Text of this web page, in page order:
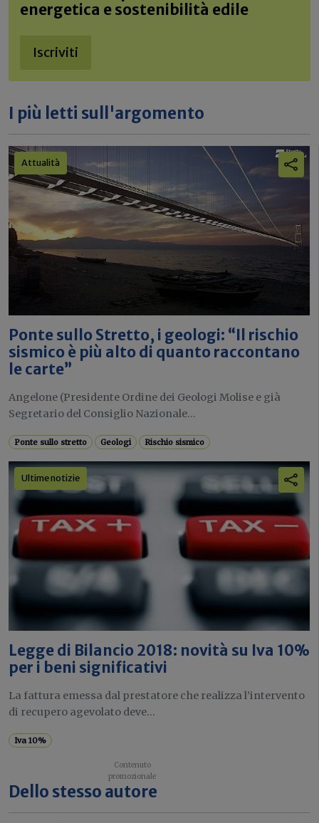
energetica e sostenibilità edile
Iscriviti
I più letti sull'argomento
Attualità
Ponte sullo Stretto, i geologi: “Il rischio
sismico è più alto di quanto raccontano
le carte”
Angelone (Presidente Ordine dei Geologi Molise e già
Segretario del Consiglio Nazionale...
Ponte sullo stretto Geologi Rischio sismico
Ultime notizie
Legge di Bilancio 2018: novità su Iva 10%
per i beni significativi
La fattura emessa dal prestatore che realizza l’intervento
di recupero agevolato deve...
Iva 10%
Dello stesso autore